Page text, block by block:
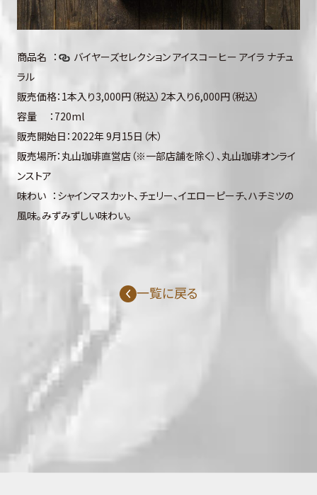
商品名 ：
バイヤーズセレクション アイスコーヒー アイラ ナチュ
ラル
販売価格：1本入り3,000円（税込）2本入り6,000円（税込）
容量 ：720ml
販売開始日：2022年 9月15日（木）
販売場所：丸山珈琲直営店（※一部店舗を除く）、丸山珈琲オンライ
ンストア
味わい ：シャインマスカット、チェリー、イエローピーチ、ハチミツの
風味。みずみずしい味わい。
一覧に戻る